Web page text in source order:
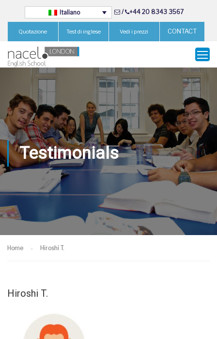
Italiano / +44 20 8343 3567
Quotazione Test di inglese Vedi i prezzi CONTACT
Testimonials
Home Hiroshi T.
Hiroshi T.